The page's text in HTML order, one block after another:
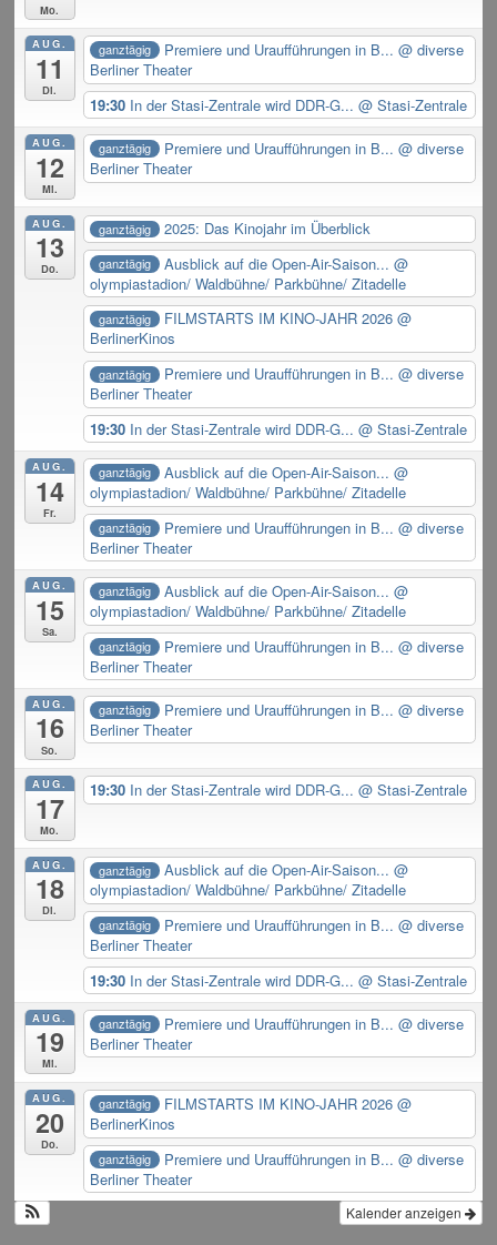
Mo.
AUG.
11
Di.
ganztägig Premiere und Uraufführungen in B... @ diverse
Berliner Theater
19:30 In der Stasi-Zentrale wird DDR-G...@ Stasi-Zentrale
AUG.
12
Mi.
ganztägig Premiere und Uraufführungen in B... @ diverse
Berliner Theater
AUG.
13
Do.
ganztägig 2025: Das Kinojahr im Überblick
ganztägig Ausblick auf die Open-Air-Saison... @
olympiastadion/ Waldbühne/ Parkbühne/ Zitadelle
ganztägig FILMSTARTS IM KINO-JAHR 2026 @
BerlinerKinos
ganztägig Premiere und Uraufführungen in B... @ diverse
Berliner Theater
19:30 In der Stasi-Zentrale wird DDR-G...@ Stasi-Zentrale
AUG.
14
Fr.
ganztägig Ausblick auf die Open-Air-Saison... @
olympiastadion/ Waldbühne/ Parkbühne/ Zitadelle
ganztägig Premiere und Uraufführungen in B... @ diverse
Berliner Theater
AUG.
15
Sa.
ganztägig Ausblick auf die Open-Air-Saison... @
olympiastadion/ Waldbühne/ Parkbühne/ Zitadelle
ganztägig Premiere und Uraufführungen in B... @ diverse
Berliner Theater
AUG.
16
So.
ganztägig Premiere und Uraufführungen in B... @ diverse
Berliner Theater
AUG.
17
Mo.
19:30 In der Stasi-Zentrale wird DDR-G...@ Stasi-Zentrale
AUG.
18
Di.
ganztägig Ausblick auf die Open-Air-Saison... @
olympiastadion/ Waldbühne/ Parkbühne/ Zitadelle
ganztägig Premiere und Uraufführungen in B... @ diverse
Berliner Theater
19:30 In der Stasi-Zentrale wird DDR-G...@ Stasi-Zentrale
AUG.
19
Mi.
ganztägig Premiere und Uraufführungen in B... @ diverse
Berliner Theater
AUG.
20
Do.
ganztägig FILMSTARTS IM KINO-JAHR 2026 @
BerlinerKinos
ganztägig Premiere und Uraufführungen in B... @ diverse
Berliner Theater
Kalender anzeigen